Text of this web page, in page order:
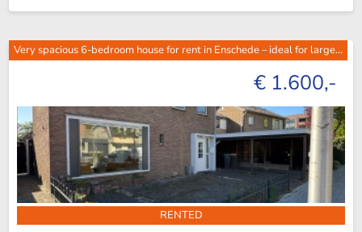
Very spacious 6-bedroom house for rent in Enschede – ideal for large...
€ 1.600,-
RENTED